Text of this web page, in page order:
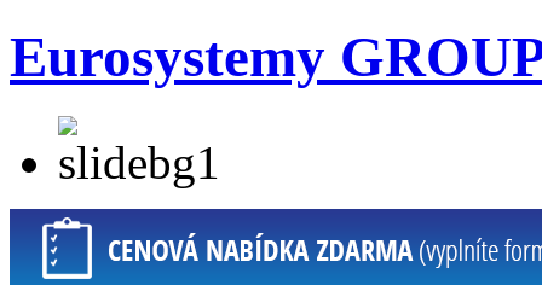
Eurosystemy